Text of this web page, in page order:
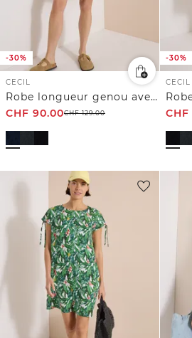
-30%
CECIL
Robe longueur genou avec manches 3/4 et broderie
CHF 90.00CHF129.00
-30%
CECIL
CHF